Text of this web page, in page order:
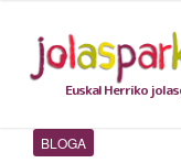
Euskal Herriko
BLOGA